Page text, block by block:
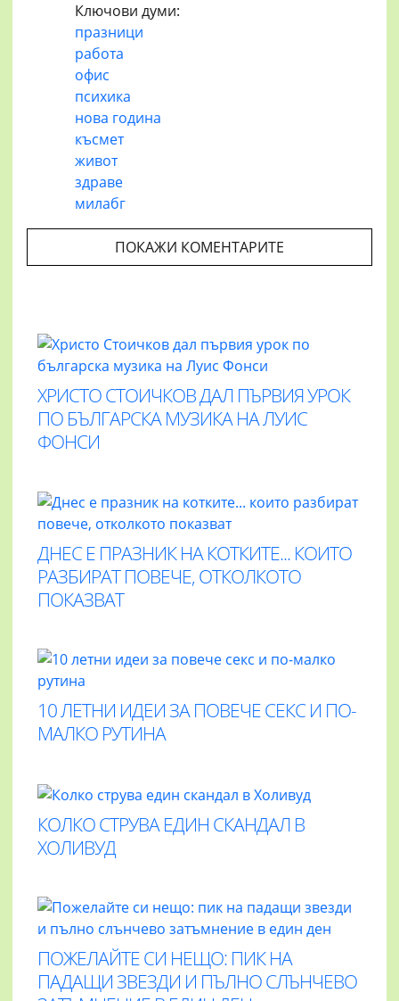
Ключови думи:
празници
работа
офис
психика
нова година
късмет
живот
здраве
милабг
ПОКАЖИ КОМЕНТАРИТЕ
ХРИСТО СТОИЧКОВ ДАЛ ПЪРВИЯ УРОК
ПО БЪЛГАРСКА МУЗИКА НА ЛУИС
ФОНСИ
ДНЕС Е ПРАЗНИК НА КОТКИТЕ... КОИТО
РАЗБИРАТ ПОВЕЧЕ, ОТКОЛКОТО
ПОКАЗВАТ
10 ЛЕТНИ ИДЕИ ЗА ПОВЕЧЕ СЕКС И ПО-
МАЛКО РУТИНА
КОЛКО СТРУВА ЕДИН СКАНДАЛ В
ХОЛИВУД
ПОЖЕЛАЙТЕ СИ НЕЩО: ПИК НА
ПАДАЩИ ЗВЕЗДИ И ПЪЛНО СЛЪНЧЕВО